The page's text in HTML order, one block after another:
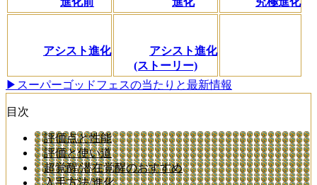
アシスト進化
アシスト進化
(ストーリー)
▶スーパーゴッドフェスの当たりと最新情報
目次
評価点と性能
評価と使い道
超覚醒/潜在覚醒のおすすめ
入手方法/進化